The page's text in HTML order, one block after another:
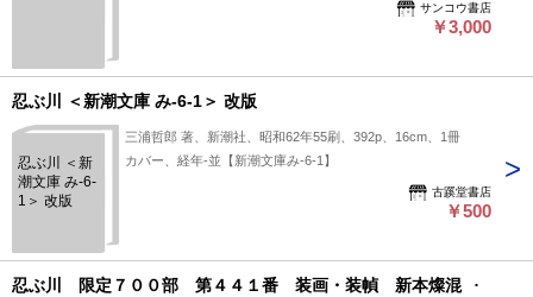
サンコウ書店
￥3,000
忍ぶ川 ＜新潮文庫 み-6-1＞ 改版
忍ぶ川 ＜新
潮文庫 み-6-
1＞ 改版
三浦哲郎 著、新潮社、昭和62年55刷、392p、16cm、1冊
カバー、経年-並【新潮文庫み-6-1】
古蹊堂書店
￥500
忍ぶ川 限定７００部 第４４１番 装画・装幀 新本燦混